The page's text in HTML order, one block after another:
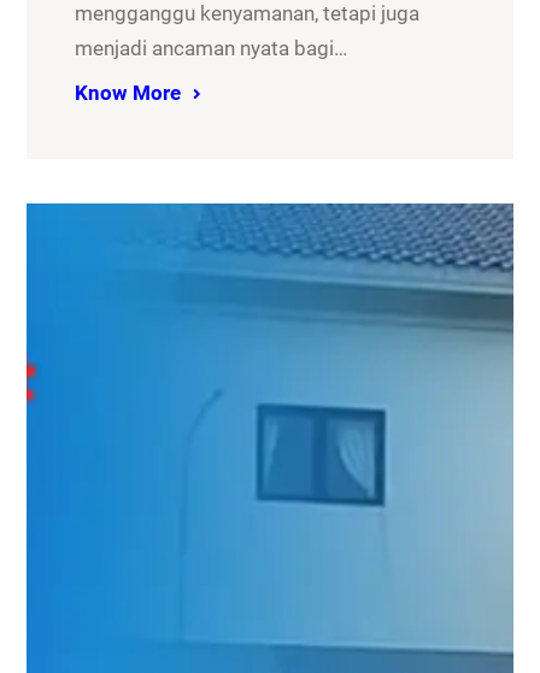
mengganggu kenyamanan, tetapi juga
menjadi ancaman nyata bagi…
Know More